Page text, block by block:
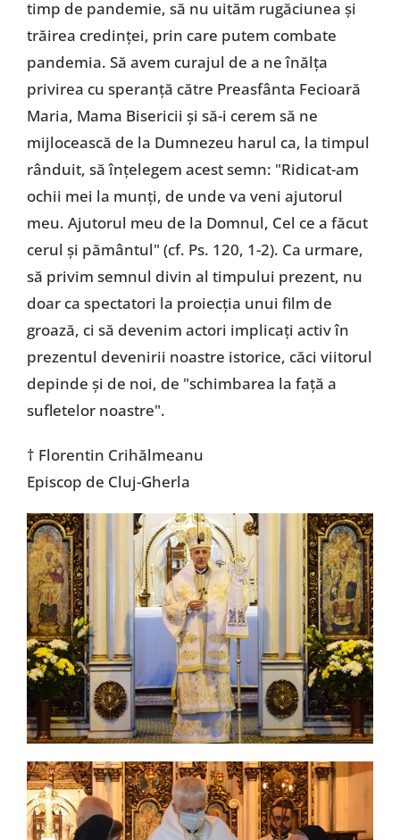
timp de pandemie, să nu uităm rugăciunea și
trăirea credinței, prin care putem combate
pandemia. Să avem curajul de a ne înălța
privirea cu speranță către Preasfânta Fecioară
Maria, Mama Bisericii și să-i cerem să ne
mijlocească de la Dumnezeu harul ca, la timpul
rânduit, să înțelegem acest semn: "Ridicat-am
ochii mei la munți, de unde va veni ajutorul
meu. Ajutorul meu de la Domnul, Cel ce a făcut
cerul și pământul" (cf. Ps. 120, 1-2). Ca urmare,
să privim semnul divin al timpului prezent, nu
doar ca spectatori la proiecția unui film de
groază, ci să devenim actori implicați activ în
prezentul devenirii noastre istorice, căci viitorul
depinde și de noi, de "schimbarea la față a
sufletelor noastre".
† Florentin Crihălmeanu
Episcop de Cluj-Gherla